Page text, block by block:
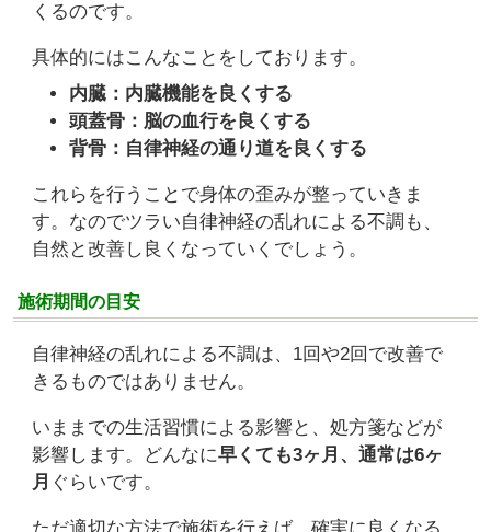
くるのです。
具体的にはこんなことをしております。
内臓：内臓機能を良くする
頭蓋骨：脳の血行を良くする
背骨：自律神経の通り道を良くする
これらを行うことで身体の歪みが整っていきま
す。なのでツラい自律神経の乱れによる不調も、
自然と改善し良くなっていくでしょう。
施術期間の目安
自律神経の乱れによる不調は、1回や2回で改善で
きるものではありません。
いままでの生活習慣による影響と、処方箋などが
影響します。どんなに早くても3ヶ月、通常は6ヶ
月 ぐらいです。